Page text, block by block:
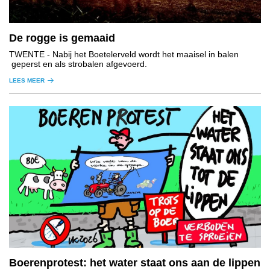
De rogge is gemaaid
TWENTE - Nabij het Boetelerveld wordt het maaisel in balen
geperst en als strobalen afgevoerd.
LEES MEER
Boerenprotest: het water staat ons aan de lippen